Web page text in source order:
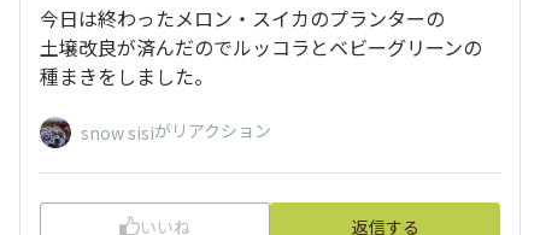
今日は終わったメロン・スイカのプランターの
土壌改良が済んだのでルッコラとベビーグリーンの
種まきをしました。
snow sisiがリアクション
いいね 返信する